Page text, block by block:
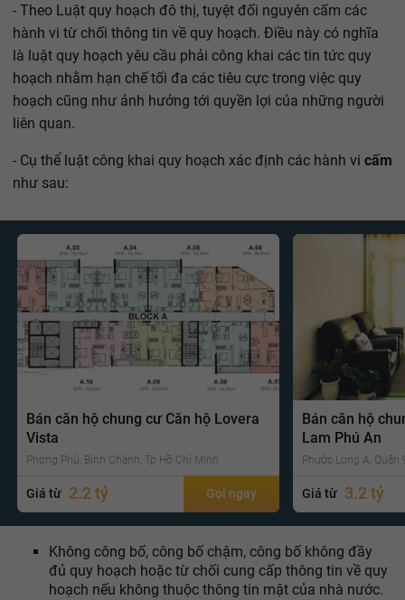
- Theo Luật quy hoạch đô thị, tuyệt đối nguyên cấm các
hành vi từ chối thông tin về quy hoạch. Điều này có nghĩa
là luật quy hoạch yêu cầu phải công khai các tin tức quy
hoạch nhằm hạn chế tối đa các tiêu cực trong việc quy
hoạch cũng như ảnh hưởng tới quyền lợi của những người
liên quan.
- Cụ thể luật công khai quy hoạch xác định các hành vi cấm
như sau:
Bán căn hộ chung cư Căn hộ Lovera
Vista
Phong Phú, Bình Chánh, Tp Hồ Chí Minh
Giá từ 2.2 tỷ Gọi ngay
Bán căn hộ
Lam Phú An
Phước Long A, Quận
Giá từ 3.2 tỷ
Không công bố, công bố chậm, công bố không đầy
đủ quy hoạch hoặc từ chối cung cấp thông tin về quy
hoạch nếu không thuộc thông tin mật của nhà nước.